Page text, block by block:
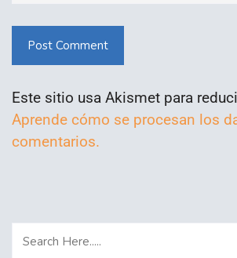
Post Comment
Este sitio usa Akismet para
Aprende cómo se procesan los
comentarios.